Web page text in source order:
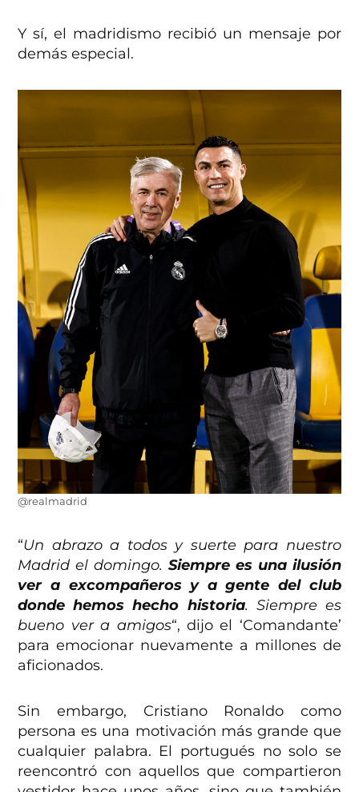
Y sí, el madridismo recibió un mensaje por
demás especial.
@realmadrid
“Un abrazo a todos y suerte para nuestro
Madrid el domingo. Siempre es una ilusión
ver a excompañeros y a gente del club
donde hemos hecho historia. Siempre es
bueno ver a amigos“, dijo el ‘Comandante’
para emocionar nuevamente a millones de
aficionados.
Sin embargo, Cristiano Ronaldo como
persona es una motivación más grande que
cualquier palabra. El portugués no solo se
reencontró con aquellos que compartieron